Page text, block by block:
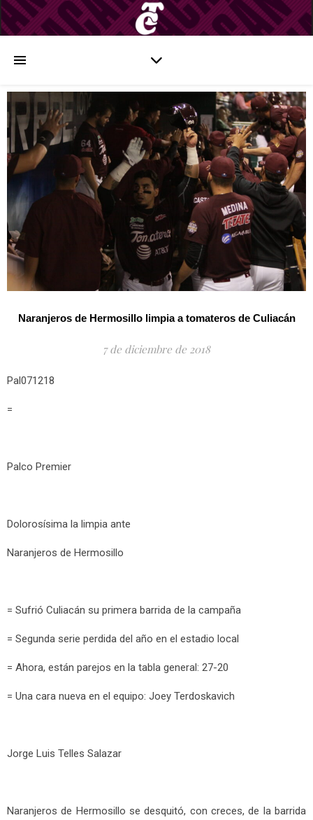
Naranjeros de Hermosillo limpia a tomateros de Culiacán
7 de diciembre de 2018
Pal071218
=
Palco Premier
Dolorosísima la limpia ante
Naranjeros de Hermosillo
= Sufrió Culiacán su primera barrida de la campaña
= Segunda serie perdida del año en el estadio local
= Ahora, están parejos en la tabla general: 27-20
= Una cara nueva en el equipo: Joey Terdoskavich
Jorge Luis Telles Salazar
Naranjeros de Hermosillo se desquitó, con creces, de la barrida